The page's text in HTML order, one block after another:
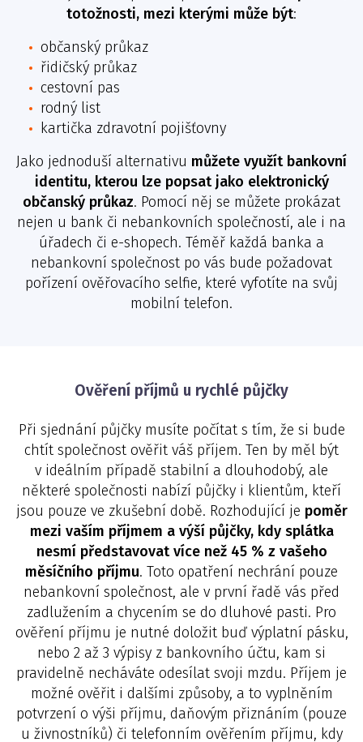
totožnosti, mezi kterými může být:
občanský průkaz
řidičský průkaz
cestovní pas
rodný list
kartička zdravotní pojišťovny
Jako jednoduší alternativu můžete využít bankovní
identitu, kterou lze popsat jako elektronický
občanský průkaz. Pomocí něj se můžete prokázat
nejen u bank či nebankovních společností, ale i na
úřadech či e-shopech. Téměř každá banka a
nebankovní společnost po vás bude požadovat
pořízení ověřovacího selfie, které vyfotíte na svůj
mobilní telefon.
Ověření příjmů u rychlé půjčky
Při sjednání půjčky musíte počítat s tím, že si bude
chtít společnost ověřit váš příjem. Ten by měl být
v ideálním případě stabilní a dlouhodobý, ale
některé společnosti nabízí půjčky i klientům, kteří
jsou pouze ve zkušební době. Rozhodující je poměr
mezi vaším příjmem a výší půjčky, kdy splátka
nesmí představovat více než 45 % z vašeho
měsíčního příjmu. Toto opatření nechrání pouze
nebankovní společnost, ale v první řadě vás před
zadlužením a chycením se do dluhové pasti. Pro
ověření příjmu je nutné doložit buď výplatní pásku,
nebo 2 až 3 výpisy z bankovního účtu, kam si
pravidelně necháváte odesílat svoji mzdu. Příjem je
možné ověřit i dalšími způsoby, a to vyplněním
potvrzení o výši příjmu, daňovým přiznáním (pouze
u živnostníků) či telefonním ověřením příjmu, kdy